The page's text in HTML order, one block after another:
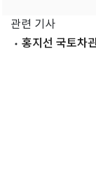
관련 기사
홍지선 국토차